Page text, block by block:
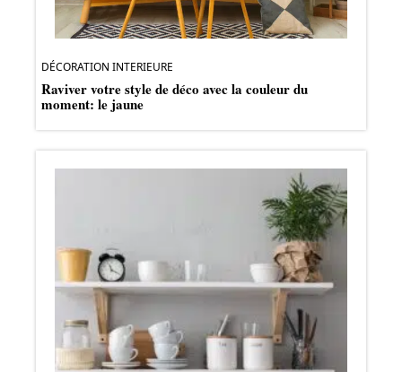
DÉCORATION INTERIEURE
Raviver votre style de déco avec la couleur du
moment: le jaune